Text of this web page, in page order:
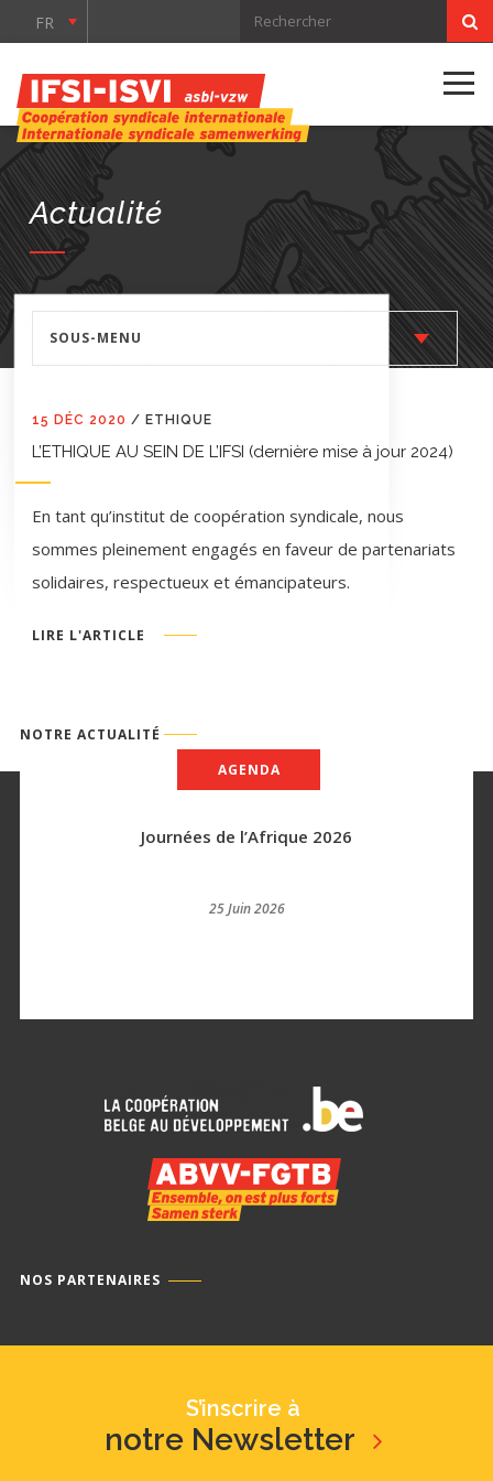
FR
Actualité
SOUS-MENU
15 DÉC 2020 / ETHIQUE
L’ETHIQUE AU SEIN DE L’IFSI (dernière mise à jour 2024)
En tant qu’institut de coopération syndicale, nous
sommes pleinement engagés en faveur de partenariats
solidaires, respectueux et émancipateurs.
LIRE L'ARTICLE
Journées de l’Afrique 2026
25 Juin 2026
AGENDA
NOTRE ACTUALITÉ
NOS PARTENAIRES
S’inscrire à
notre Newsletter